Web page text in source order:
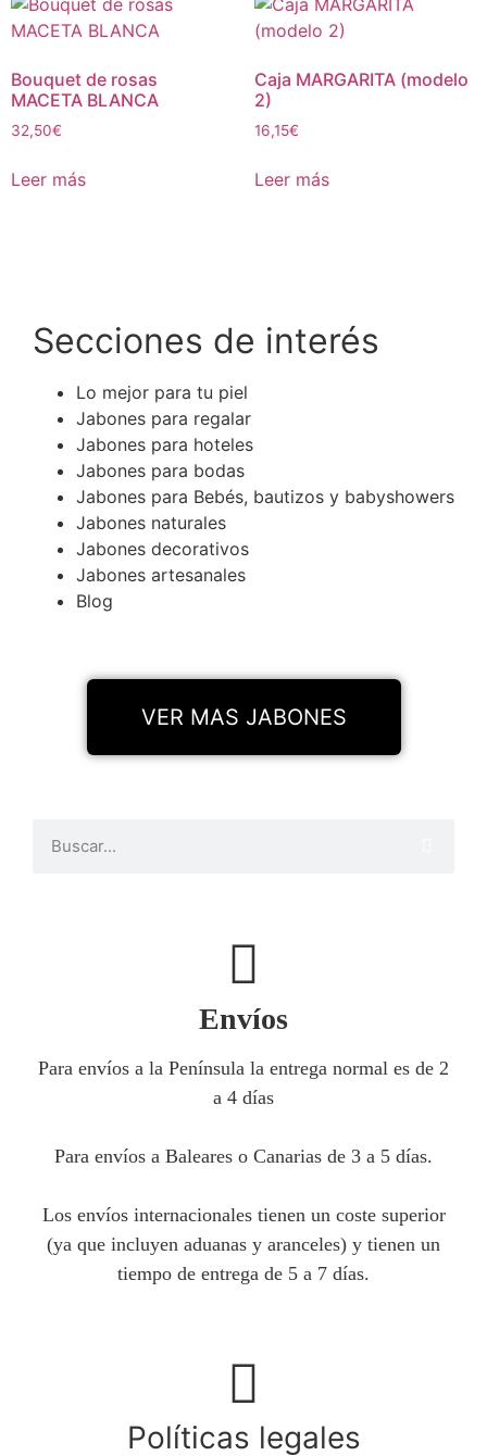
Bouquet de rosas
MACETA BLANCA
32,50€
Leer más
Caja MARGARITA (modelo
2)
16,15€
Leer más
Secciones de interés
Lo mejor para tu piel
Jabones para regalar
Jabones para hoteles
Jabones para bodas
Jabones para Bebés, bautizos y babyshowers
Jabones naturales
Jabones decorativos
Jabones artesanales
Blog
VER MAS JABONES
Envíos
Para envíos a la Península la entrega normal es de 2
a 4 días
Para envíos a Baleares o Canarias de 3 a 5 días.
Los envíos internacionales tienen un coste superior
(ya que incluyen aduanas y aranceles) y tienen un
tiempo de entrega de 5 a 7 días.
Políticas legales